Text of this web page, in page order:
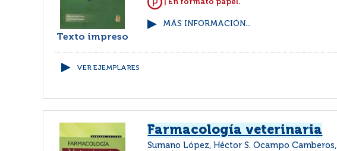
Texto impreso
| En formato papel.
MÁS INFORMACIÓN...
VER EJEMPLARES
Farmacología veterinaria
Sumano López, Héctor S. Ocampo Camberos,